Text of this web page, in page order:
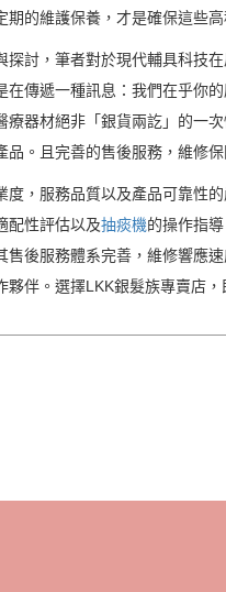
期的維護保養，才是確保這些
探討，筆者對於現代輔具科技
在傳遞一種訊息：我們在乎你
療器材絕非「銀貨兩訖」的一
品。且完善的售後服務，維修
度，服務品質以及產品可靠性
配性評估以及抽痰機的操作指
售後服務體系完善，維修響應
夥伴。選擇LKK銀髮族專賣店